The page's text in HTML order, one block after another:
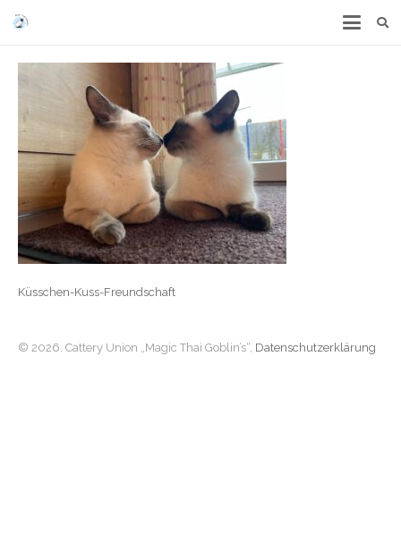
Küsschen-Kuss-Freundschaft
© 2026. Cattery Union „Magic Thai Goblin’s“, Datenschutzerklärung